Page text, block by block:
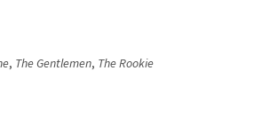
, The Gentlemen, The Rookie